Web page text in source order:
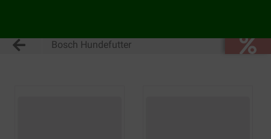
Bosch Hundefutter